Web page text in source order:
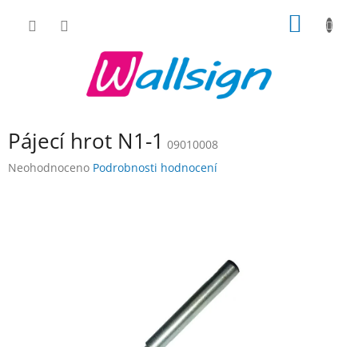
Pájecí hrot N1-1 09010008
Průměrné
Neohodnoceno Podrobnosti hodnocení